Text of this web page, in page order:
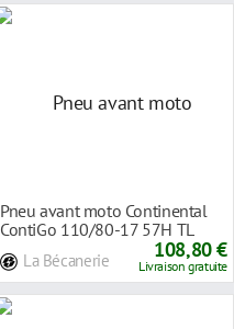
Pneu avant moto Continental
ContiGo 110/80-17 57H TL
La Bécanerie 108,80 €
Livraison gratuite